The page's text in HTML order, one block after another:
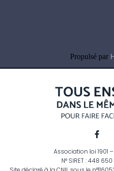
Propulsé par
Association loi 1901 –
N° SIRET : 448 650